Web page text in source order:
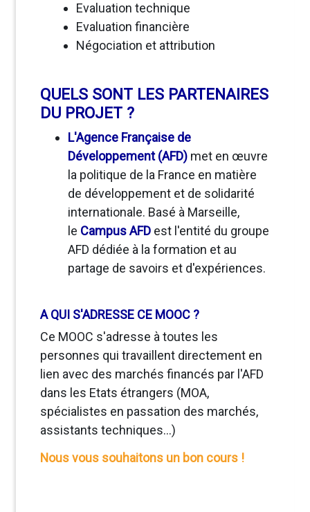
Evaluation technique
Evaluation financière
Négociation et attribution
QUELS SONT LES PARTENAIRES
DU PROJET ?
L'Agence Française de
Développement (AFD) met en œuvre
la politique de la France en matière
de développement et de solidarité
internationale. Basé à Marseille,
le Campus AFD est l'entité du groupe
AFD dédiée à la formation et au
partage de savoirs et d'expériences.
A QUI S'ADRESSE CE MOOC ?
Ce MOOC s'adresse à toutes les
personnes qui travaillent directement en
lien avec des marchés financés par l'AFD
dans les Etats étrangers (MOA,
spécialistes en passation des marchés,
assistants techniques...)
Nous vous souhaitons un bon cours !